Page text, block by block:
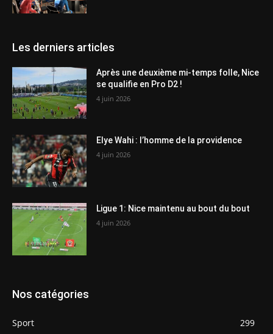
Les derniers articles
Après une deuxième mi-temps folle, Nice
se qualifie en Pro D2 !
4 juin 2026
Elye Wahi : l’homme de la providence
4 juin 2026
Ligue 1: Nice maintenu au bout du bout
4 juin 2026
Nos catégories
Sport
299